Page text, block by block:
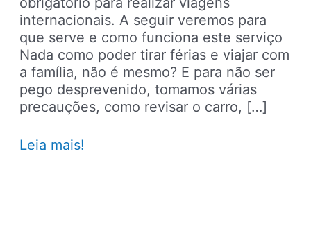
internacionais. A seguir veremos para
que serve e como funciona este serviço
Nada como poder tirar férias e viajar com
a família, não é mesmo? E para não ser
pego desprevenido, tomamos várias
precauções, como revisar o carro, […]
Vai
Leia mais!